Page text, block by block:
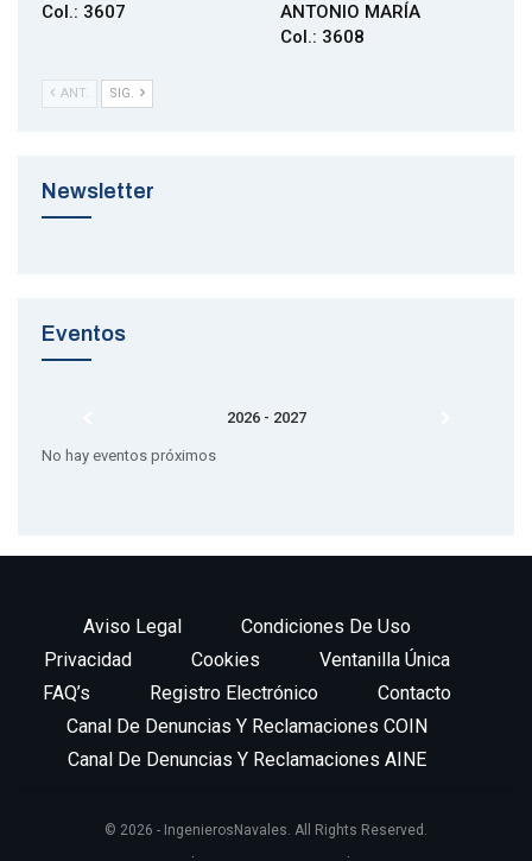
Col.: 3607
ANTONIO MARÍA
Col.: 3608
ANT. SIG.
Newsletter
Eventos
2026 - 2027
No hay eventos próximos
Aviso Legal
Condiciones De Uso
Privacidad
Cookies
Ventanilla Única
FAQ’s
Registro Electrónico
Contacto
Canal De Denuncias Y Reclamaciones COIN
Canal De Denuncias Y Reclamaciones AINE
© 2026 - IngenierosNavales. All Rights Reserved.